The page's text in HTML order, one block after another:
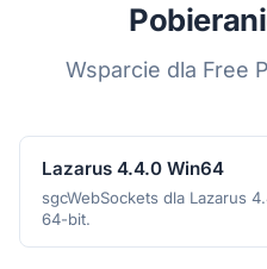
Wsparcie dla Free
Lazarus 4.4.0 Win64
sgcWebSockets dla Lazarus
64-bit.